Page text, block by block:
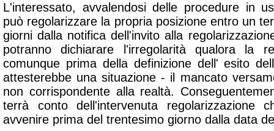
L'interessato, avvalendosi delle procedure in
può regolarizzare la propria posizione entro un
giorni dalla notifica dell'invito alla
potranno dichiarare l'irregolarità qualora la
comunque prima della definizione dell' esito
attesterebbe una situazione - il mancato
non corrispondente alla realtà.
terrà conto dell'intervenuta regolarizzazione
avvenire prima del trentesimo giorno dalla data